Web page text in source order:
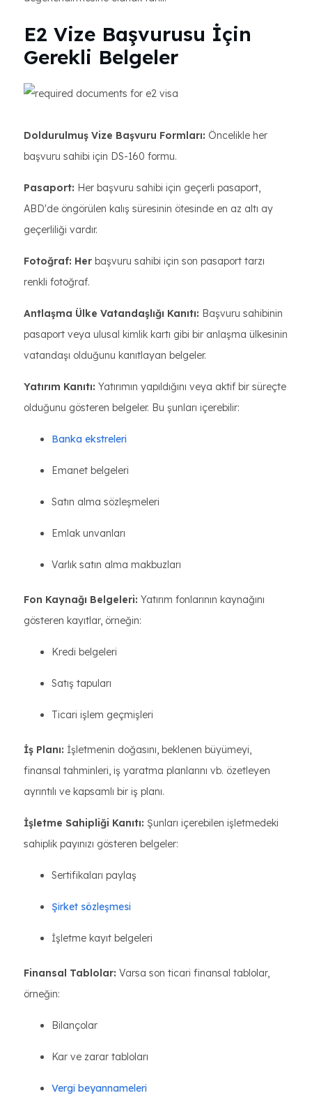
E2 Vize Başvurusu İçin
Gerekli Belgeler
Doldurulmuş Vize Başvuru Formları: Öncelikle her
başvuru sahibi için DS-160 formu.
Pasaport: Her başvuru sahibi için geçerli pasaport,
ABD'de öngörülen kalış süresinin ötesinde en az altı ay
geçerliliği vardır.
Fotoğraf: Her başvuru sahibi için son pasaport tarzı
renkli fotoğraf.
Antlaşma Ülke Vatandaşlığı Kanıtı: Başvuru sahibinin
pasaport veya ulusal kimlik kartı gibi bir anlaşma ülkesinin
vatandaşı olduğunu kanıtlayan belgeler.
Yatırım Kanıtı: Yatırımın yapıldığını veya aktif bir süreçte
olduğunu gösteren belgeler. Bu şunları içerebilir:
Banka ekstreleri
Emanet belgeleri
Satın alma sözleşmeleri
Emlak unvanları
Varlık satın alma makbuzları
Fon Kaynağı Belgeleri: Yatırım fonlarının kaynağını
gösteren kayıtlar, örneğin:
Kredi belgeleri
Satış tapuları
Ticari işlem geçmişleri
İş Planı: İşletmenin doğasını, beklenen büyümeyi,
finansal tahminleri, iş yaratma planlarını vb. özetleyen
ayrıntılı ve kapsamlı bir iş planı.
İşletme Sahipliği Kanıtı: Şunları içerebilen işletmedeki
sahiplik payınızı gösteren belgeler:
Sertifikaları paylaş
Şirket sözleşmesi
İşletme kayıt belgeleri
Finansal Tablolar: Varsa son ticari finansal tablolar,
örneğin:
Bilançolar
Kar ve zarar tabloları
Vergi beyannameleri